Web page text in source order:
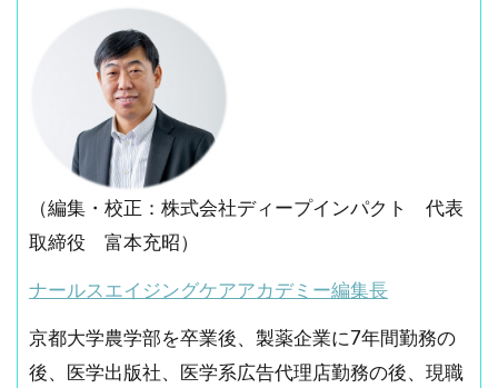
（編集・校正：株式会社ディープインパクト 代表
取締役 富本充昭）
ナールスエイジングケアアカデミー編集長
京都大学農学部を卒業後、製薬企業に7年間勤務の
後、医学出版社、医学系広告代理店勤務の後、現職